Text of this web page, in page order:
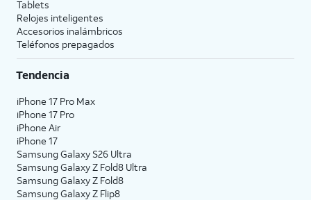
Tablets
Relojes inteligentes
Accesorios inalámbricos
Teléfonos prepagados
Tendencia
iPhone 17 Pro Max
iPhone 17 Pro
iPhone Air
iPhone 17
Samsung Galaxy S26 Ultra
Samsung Galaxy Z Fold8 Ultra
Samsung Galaxy Z Fold8
Samsung Galaxy Z Flip8